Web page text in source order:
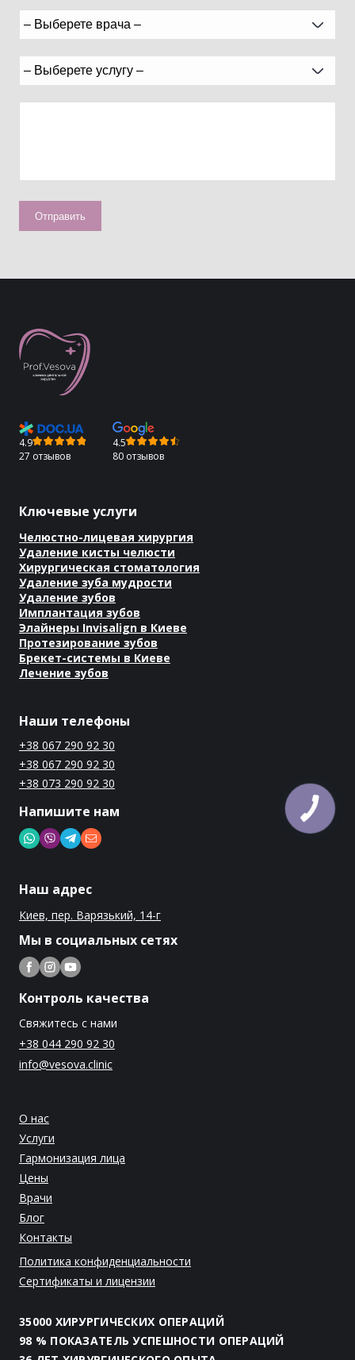
4.9
27 отзывов
4.5
80 отзывов
Ключевые услуги
Челюстно-лицевая хирургия
Удаление кисты челюсти
Хирургическая стоматология
Удаление зуба мудрости
Удаление зубов
Имплантация зубов
Элайнеры Invisalign в Киеве
Протезирование зубов
Брекет-системы в Киеве
Лечение зубов
Наши телефоны
+38 067 290 92 30
+38 067 290 92 30
+38 073 290 92 30
Напишите нам
Наш адрес
Киев, пер. Варязький, 14-г
Мы в социальных сетях
Контроль качества
Свяжитесь с нами
+38 044 290 92 30
info@vesova.clinic
О нас
Услуги
Гармонизация лица
Цены
Врачи
Блог
Контакты
Политика конфиденциальности
Сертификаты и лицензии
35000 ХИРУРГИЧЕСКИХ ОПЕРАЦИЙ
98 % ПОКАЗАТЕЛЬ УСПЕШНОСТИ ОПЕРАЦИЙ